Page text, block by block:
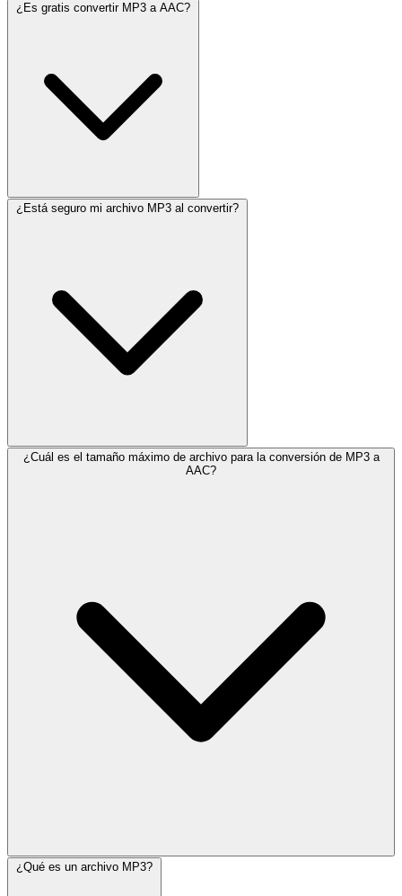
¿Es gratis convertir MP3 a AAC?
¿Está seguro mi archivo MP3 al convertir?
¿Cuál es el tamaño máximo de archivo para la conversión de MP3 a
AAC?
¿Qué es un archivo MP3?